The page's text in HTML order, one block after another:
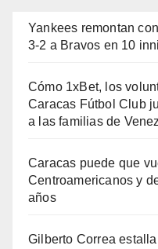
Yankees remontan
3-2 a Bravos en 10
Cómo 1xBet, los
Caracas Fútbol Club
a las familias de
Caracas puede que
Centroamericanos y
años
Gilberto Correa